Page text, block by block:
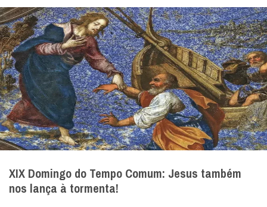
Nosso Senhor caminha sobre as águas ao encontro dos
apóstolos: preparação para a revelação da Eucaristia, imagem da
alma tentada e figura da bar...
09 / Aug | Espiritualidade